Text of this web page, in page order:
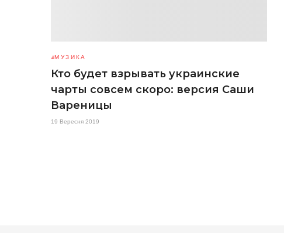
МУЗИКА
Кто будет взрывать украинские
чарты совсем скоро: версия Саши
Вареницы
19 Вересня 2019